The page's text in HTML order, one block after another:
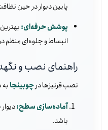
پایین دیوار در حین
پوشش حرفه‌ای:
انبساط و جلوه‌ای منظم
راهنمای نصب و
نصب قرنیزها درچوبینجا
آماده‌سازی سطح:
باشد.